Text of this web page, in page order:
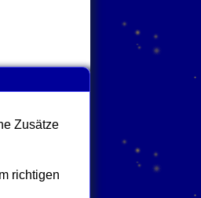
Zusätze
richtigen